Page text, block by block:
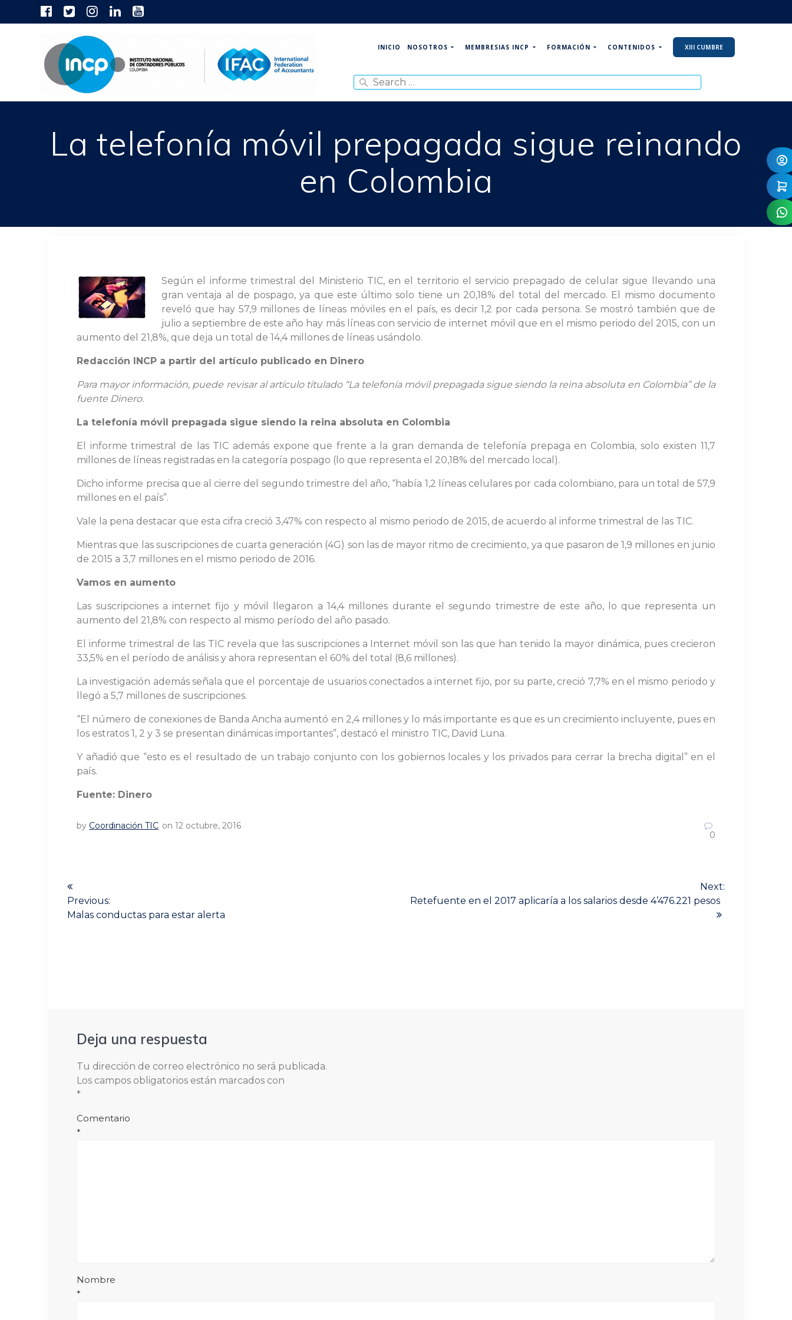
INICIO NOSOTROS MEMBRESIAS INCP FORMACIÓN CONTENIDOS XIII CUMBRE
for:
La telefonía móvil prepagada sigue reinando
en Colombia
Según el informe trimestral del Ministerio TIC, en el territorio el servicio prepagado de celular sigue llevando una
gran ventaja al de pospago, ya que este último solo tiene un 20,18% del total del mercado. El mismo documento
reveló que hay 57,9 millones de líneas móviles en el país, es decir 1,2 por cada persona. Se mostró también que de
julio a septiembre de este año hay más líneas con servicio de internet móvil que en el mismo periodo del 2015, con un
aumento del 21,8%, que deja un total de 14,4 millones de líneas usándolo.
Redacción INCP a partir del artículo publicado en Dinero
Para mayor información, puede revisar al artículo titulado “La telefonía móvil prepagada sigue siendo la reina absoluta en Colombia” de la
fuente Dinero.
La telefonía móvil prepagada sigue siendo la reina absoluta en Colombia
El informe trimestral de las TIC además expone que frente a la gran demanda de telefonía prepaga en Colombia, solo existen 11,7
millones de líneas registradas en la categoría pospago (lo que representa el 20,18% del mercado local).
Dicho informe precisa que al cierre del segundo trimestre del año, “había 1,2 líneas celulares por cada colombiano, para un total de 57,9
millones en el país”.
Vale la pena destacar que esta cifra creció 3,47% con respecto al mismo periodo de 2015, de acuerdo al informe trimestral de las TIC.
Mientras que las suscripciones de cuarta generación (4G) son las de mayor ritmo de crecimiento, ya que pasaron de 1,9 millones en junio
de 2015 a 3,7 millones en el mismo periodo de 2016.
Vamos en aumento
Las suscripciones a internet fijo y móvil llegaron a 14,4 millones durante el segundo trimestre de este año, lo que representa un
aumento del 21,8% con respecto al mismo período del año pasado.
El informe trimestral de las TIC revela que las suscripciones a Internet móvil son las que han tenido la mayor dinámica, pues crecieron
33,5% en el período de análisis y ahora representan el 60% del total (8,6 millones).
La investigación además señala que el porcentaje de usuarios conectados a internet fijo, por su parte, creció 7,7% en el mismo periodo y
llegó a 5,7 millones de suscripciones.
“El número de conexiones de Banda Ancha aumentó en 2,4 millones y lo más importante es que es un crecimiento incluyente, pues en
los estratos 1, 2 y 3 se presentan dinámicas importantes”, destacó el ministro TIC, David Luna.
Y añadió que “esto es el resultado de un trabajo conjunto con los gobiernos locales y los privados para cerrar la brecha digital” en el
país.
Fuente: Dinero
by Coordinación TIC on 12 octubre, 2016
0
Navegación
dePrevious:
Previous
Malas conductas para estar alerta
Next:
Next
Retefuente en el 2017 aplicaría a los salarios desde 4’476.221 pesos
Deja una respuesta
Tu dirección de correo electrónico no será publicada.
Los campos obligatorios están marcados con
*
Comentario
*
Nombre
*